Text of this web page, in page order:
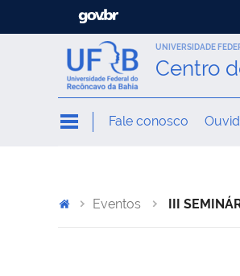
UNIVERSIDADE
Centro
Fale conosco
Eventos III